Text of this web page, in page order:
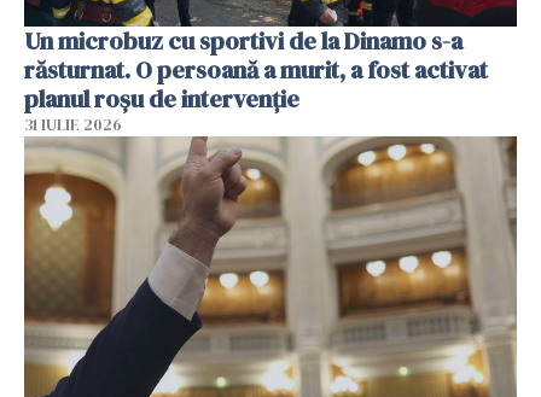
Un microbuz cu sportivi de la Dinamo s-a
răsturnat. O persoană a murit, a fost activat
planul roșu de intervenție
31 IULIE 2026